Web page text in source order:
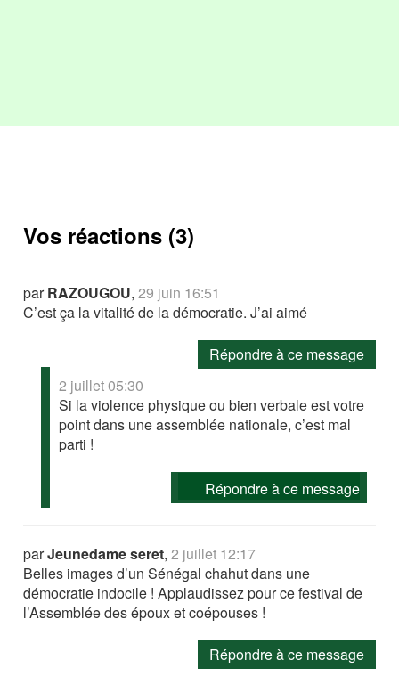
Vos réactions (3)
parRAZOUGOU,29 juin 16:51
C’est ça la vitalité de la démocratie. J’ai aimé
Répondre à ce message
2 juillet 05:30
Si la violence physique ou bien verbale est votre
point dans une assemblée nationale, c’est mal
parti !
Répondre à ce message
parJeunedame seret,2 juillet 12:17
Belles images d’un Sénégal chahut dans une
démocratie indocile ! Applaudissez pour ce festival de
l’Assemblée des époux et coépouses !
Répondre à ce message